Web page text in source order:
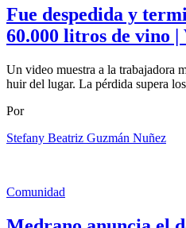
Fue despedida y
60.000 litros de vino
Un video muestra a la trabajadora
huir del lugar. La pérdida supera
Por
Stefany Beatriz Guzmán Nuñez
Comunidad